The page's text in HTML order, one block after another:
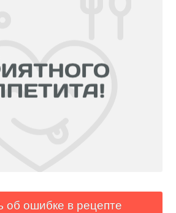
об ошибке в рецепте